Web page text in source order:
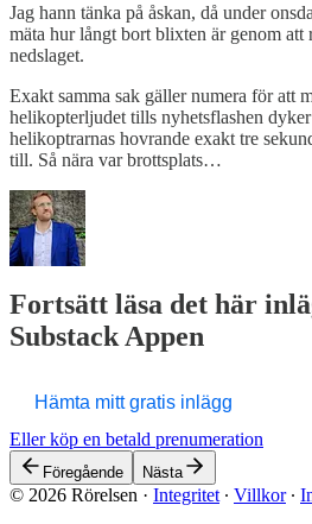
Jag hann tänka på åskan, då under
mäta hur långt bort blixten är genom att
nedslaget.
Exakt samma sak gäller numera för att
helikopterljudet tills nyhetsflashen
helikoptrarnas hovrande exakt tre
till. Så nära var brottsplats…
Fortsätt läsa det här
Substack Appen
Hämta mitt gratis inlägg
Eller köp en betald prenumeration
Föregående Nästa
© 2026 Rörelsen · Integritet ∙ Villkor∙